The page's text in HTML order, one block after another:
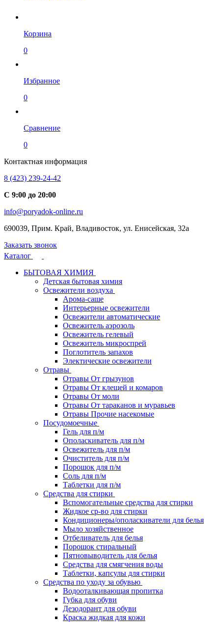
Корзина
0
Избранное
0
Сравнение
0
Контактная информация
8 (423) 239-24-42
С 9:00 до 20:00
info@poryadok-online.ru
690039, Прим. Край, Владивосток, ул. Енисейская, 32а
Заказать звонок
Каталог
БЫТОВАЯ ХИМИЯ
Детская бытовая химия
Освежители воздуха
Арома-саше
Интерьерные освежители
Освежители автоматические
Освежитель аэрозоль
Освежитель гелевый
Освежитель микроспрей
Поглотитель запахов
Электические освежители
Отравы
Отравы От грызунов
Отравы От клещей и комаров
Отравы От моли
Отравы От тараканов и муравьев
Отравы Прочие насекомые
Посудомоечные
Гель для п/м
Ополаскиватель для п/м
Освежитель для п/м
Очиститель для п/м
Порошок для п/м
Соль для п/м
Таблетки для п/м
Средства для стирки
Вспомогательные средства для стирки
Жидкое ср-во для стирки
Кондиционеры/ополаскиватели для белья
Мыло хозяйственное
Отбеливатель для белья
Порошок стиральный
Пятновыводитель для белья
Средства для смягчения воды
Таблетки, капсулы для стирки
Средства по уходу за обувью
Водооталкивающая пропитка
Губка для обуви
Дезодорант для обуви
Краска жидкая для кожи